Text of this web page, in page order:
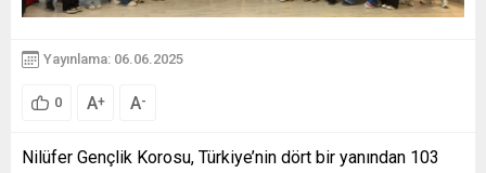
Yayınlama: 06.06.2025
0 A+ A-
Nilüfer Gençlik Korosu, Türkiye’nin dört bir yanından 103